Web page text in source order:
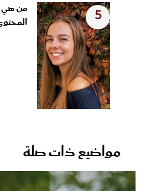
5
من هي
مواضيع ذات صلة